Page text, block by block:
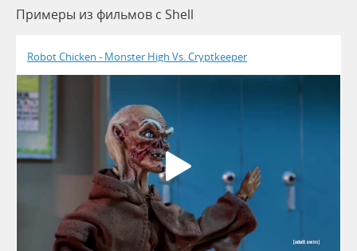
Примеры из фильмов c Shell
Robot Chicken - Monster High Vs. Cryptkeeper